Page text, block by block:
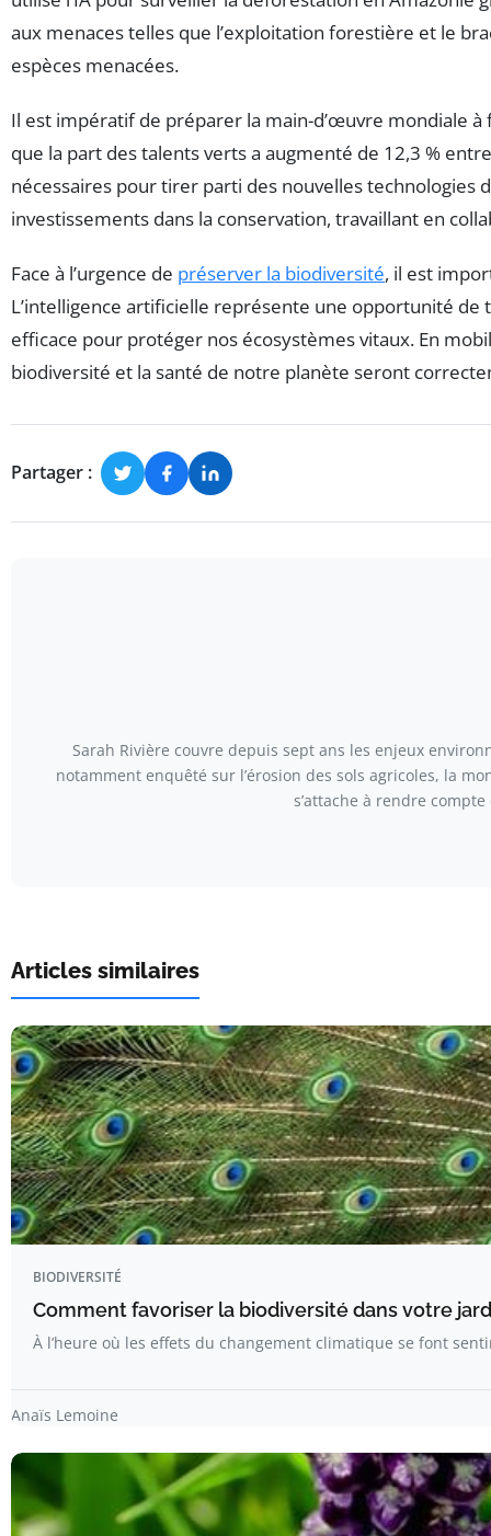
aux menaces telles que l’exploitation forestière et le
espèces menacées.
Il est impératif de préparer la main-d’œuvre mondiale
que la part des talents verts a augmenté de 12,3 %
nécessaires pour tirer parti des nouvelles technologies
investissements dans la conservation, travaillant en
Face à l’urgence de préserver la biodiversité, il est
L’intelligence artificielle représente une opportunité
efficace pour protéger nos écosystèmes vitaux. En
biodiversité et la santé de notre planète seront
Partager :
Sarah Rivière couvre depuis sept ans les enjeux
notamment enquêté sur l’érosion des sols agricoles, la
s’attache à rendre
Articles similaires
BIODIVERSITÉ
Comment favoriser la biodiversité dans votre
À l’heure où les effets du changement climatique se font
Anaïs Lemoine